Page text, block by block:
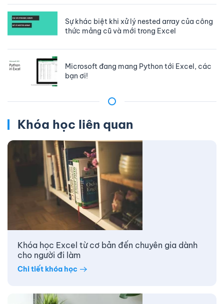
Sự khác biệt khi xử lý nested array của công
thức mảng cũ và mới trong Excel
Microsoft đang mang Python tới Excel, các
bạn ơi!
Khóa học liên quan
Khóa học Excel từ cơ bản đến chuyên gia dành
cho người đi làm
Chi tiết khóa học